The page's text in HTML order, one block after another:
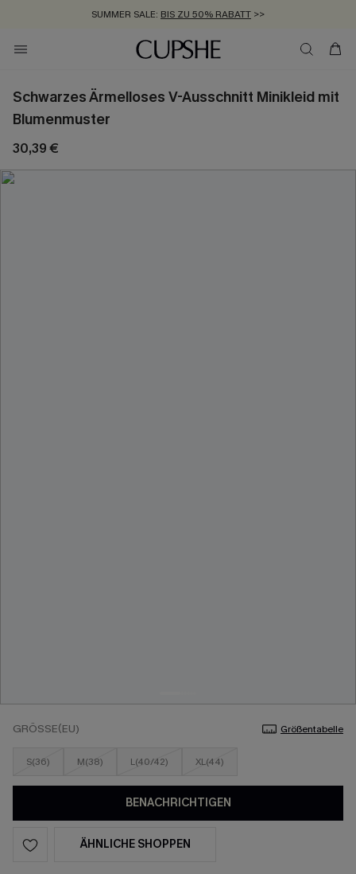
SUMMER SALE: BIS ZU 50% RABATT >>
ZUM NEWSLETTER:BIS ZU -20% EXTRA ERHALTEN
KOSTENLOSER VERSAND AB 89 €
Schwarzes Ärmelloses V-Ausschnitt Minikleid mit
Blumenmuster
30,39 €
GRÖSSE(EU) Größentabelle
S(36) M(38) L(40/42) XL(44)
BENACHRICHTIGEN
ÄHNLICHE SHOPPEN